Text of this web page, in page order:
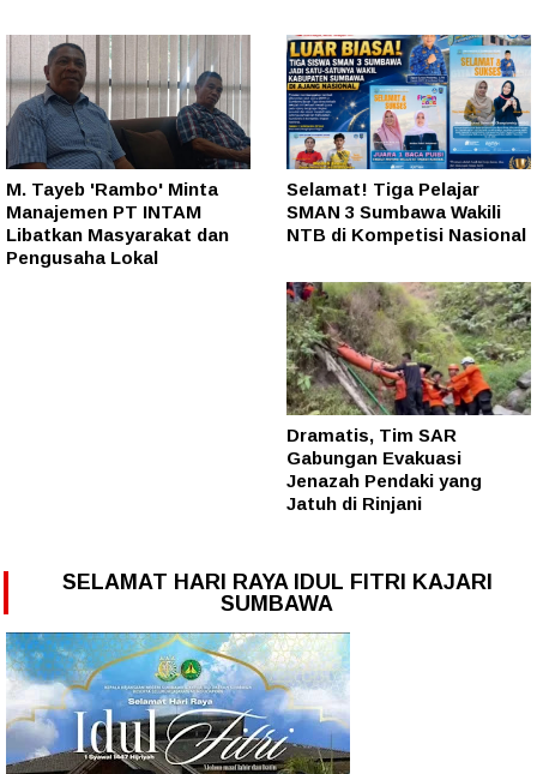
M. Tayeb 'Rambo' Minta
Manajemen PT INTAM
Libatkan Masyarakat dan
Pengusaha Lokal
Selamat! Tiga Pelajar
SMAN 3 Sumbawa Wakili
NTB di Kompetisi Nasional
Dramatis, Tim SAR
Gabungan Evakuasi
Jenazah Pendaki yang
Jatuh di Rinjani
SELAMAT HARI RAYA IDUL FITRI KAJARI
SUMBAWA